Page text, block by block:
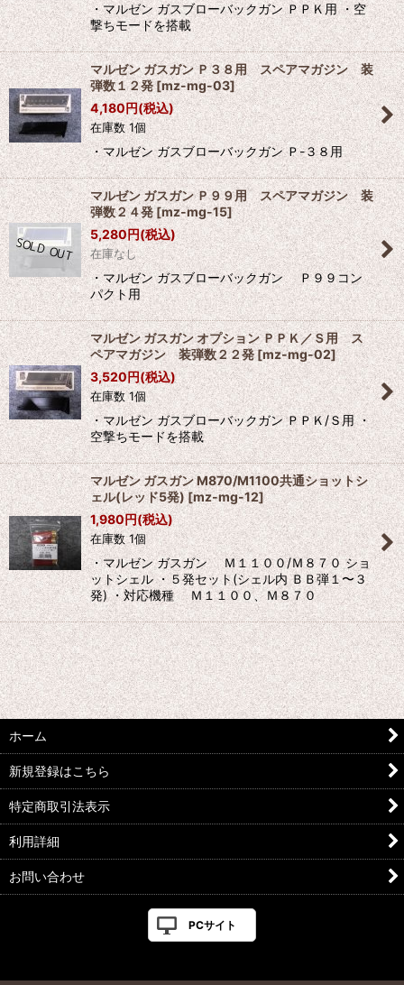
・マルゼン ガスブローバックガン ＰＰＫ用 ・空
撃ちモードを搭載
マルゼン ガスガン Ｐ３８用 スペアマガジン 装
弾数１２発[mz-mg-03]
4,180円(税込)
在庫数 1個
・マルゼン ガスブローバックガン Ｐ-３８用
マルゼン ガスガン Ｐ９９用 スペアマガジン 装
弾数２４発[mz-mg-15]
5,280円(税込)
在庫なし
・マルゼン ガスブローバックガン Ｐ９９コン
パクト用
マルゼン ガスガン オプション ＰＰＫ／Ｓ用 ス
ペアマガジン 装弾数２２発[mz-mg-02]
3,520円(税込)
在庫数 1個
・マルゼン ガスブローバックガン ＰＰＫ/Ｓ用 ・
空撃ちモードを搭載
マルゼン ガスガン M870/M1100共通ショットシ
ェル(レッド5発) [mz-mg-12]
1,980円(税込)
在庫数 1個
・マルゼン ガスガン Ｍ１１００/Ｍ８７０ ショ
ットシェル ・５発セット(シェル内 ＢＢ弾１〜３
発) ・対応機種 Ｍ１１００、Ｍ８７０
ホーム
新規登録はこちら
特定商取引法表示
利用詳細
お問い合わせ
PCサイト